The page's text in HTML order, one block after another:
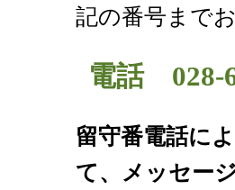
記の番号まで
電話 028-
留守番電話に
て、メッセー